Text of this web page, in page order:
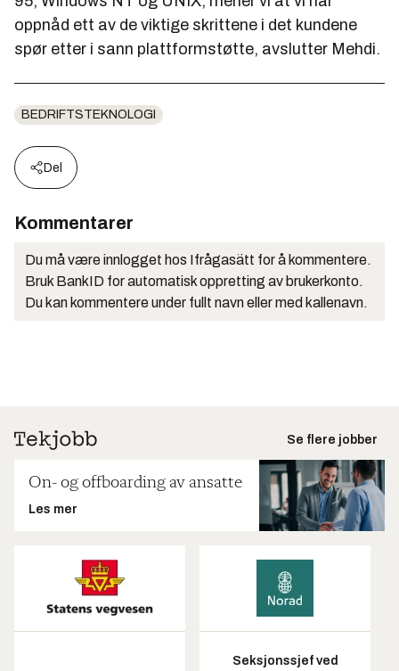
oppnåd ett av de viktige skrittene i det kundene
spør etter i sann plattformstøtte, avslutter Mehdi.
BEDRIFTSTEKNOLOGI
Del
Kommentarer
Du må være innlogget hos Ifrågasätt for å kommentere.
Bruk BankID for automatisk oppretting av brukerkonto.
Du kan kommentere under fullt navn eller med kallenavn.
Se flere jobber
On- og offboarding av ansatte
Les mer
Seksjonssjef ved